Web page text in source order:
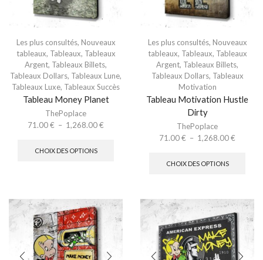
Les plus consultés, Nouveaux
tableaux, Tableaux, Tableaux
Argent, Tableaux Billets,
Tableaux Dollars, Tableaux Lune,
Tableaux Luxe, Tableaux Succès
Tableau Money Planet
ThePoplace
71.00€ – 1,268.00€
CHOIX DES OPTIONS
Les plus consultés, Nouveaux
tableaux, Tableaux, Tableaux
Argent, Tableaux Billets,
Tableaux Dollars, Tableaux
Motivation
Tableau Motivation Hustle
Dirty
ThePoplace
71.00€ – 1,268.00€
CHOIX DES OPTIONS